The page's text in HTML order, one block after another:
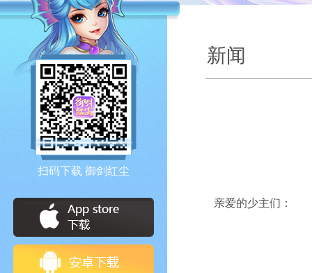
扫码下载 御剑红尘
新闻
亲爱的少主们：